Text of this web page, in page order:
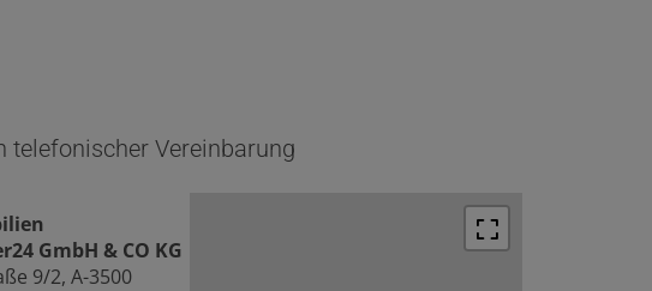
telefonischer Vereinbarung
GmbH & CO KG
9/2, A-3500